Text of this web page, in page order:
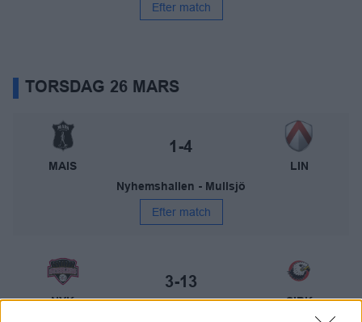
Efter match
TORSDAG 26 MARS
Mullsjö AIS – Linköping IBK
MAIS
Slutresultat:
1-4
LIN
Nyhemshallen - Mullsjö
Efter match
Nykvarns IBF – Storvreta IBK
NYK
Slutresultat:
3-13
SIBK